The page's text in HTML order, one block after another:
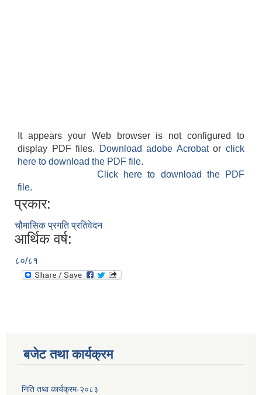
It appears your Web browser is not configured to
display PDF files.
Download adobe Acrobatorclick
here to download the PDF file.
Click here to download the PDF
file.
प्रकार:
चौमासिक प्रगति प्रतिवेदन
आर्थिक वर्ष:
८०/८१
बजेट तथा कार्यक्रम
निति तथा कार्यक्रम-२०८३